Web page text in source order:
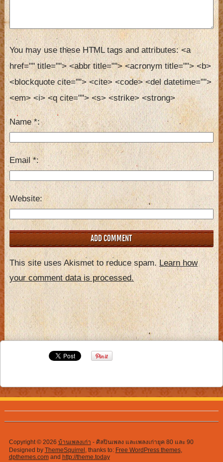
You may use these HTML tags and attributes:<a
href="" title=""> <abbr title=""> <acronym title=""> <b>
<blockquote cite=""> <cite> <code> <del datetime="">
<em> <i> <q cite=""> <s> <strike> <strong>
Name*
Email*
Website
This site uses Akismet to reduce spam. Learn how
your comment data is processed.
Copyright © 2026 บ้านเพลงเก่า - ศิลปินเพลง และเพลงเก่ายุค 80 และ 90
Designed by ThemeSquirrel, thanks to: Free WordPress themes,
dpthemes.comand http://theme.today